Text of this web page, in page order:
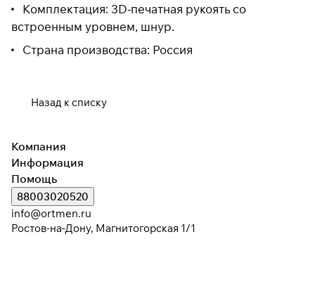
Комплектация: 3D-печатная рукоять со
встроенным уровнем, шнур.
Страна производства: Россия
Назад к списку
Компания
Информация
Помощь
88003020520
info@ortmen.ru
Ростов-на-Дону, Магнитогорская 1/1